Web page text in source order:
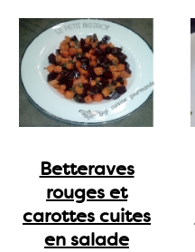
Betteraves
rouges et
carottes cuites
en salade